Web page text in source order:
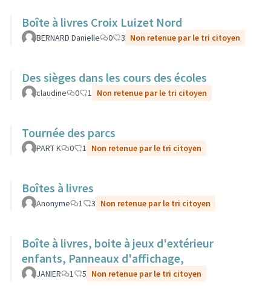
Boîte à livres Croix Luizet Nord
BERNARD Danielle 0 3 Non retenue par le tri citoyen
Des sièges dans les cours des écoles
claudine 0 1 Non retenue par le tri citoyen
Tournée des parcs
PART K 0 1 Non retenue par le tri citoyen
Boîtes à livres
Anonyme 1 3 Non retenue par le tri citoyen
Boîte à livres, boite à jeux d'extérieur
enfants, Panneaux d'affichage,
JANIER 1 5 Non retenue par le tri citoyen